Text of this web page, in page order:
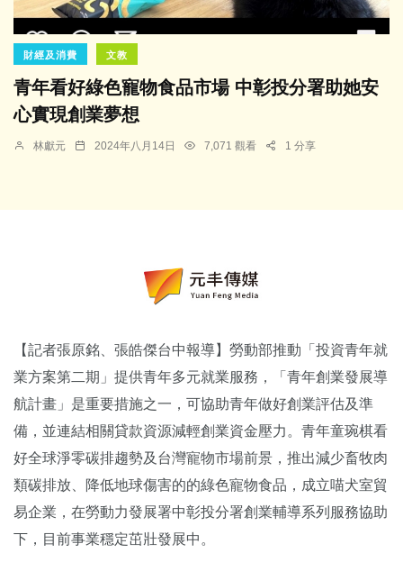
財經及消費 文教
青年看好綠色寵物食品市場 中彰投分署助她安
心實現創業夢想
林獻元 2024年八月14日 7,071 觀看 1 分享
【記者張原銘、張皓傑台中報導】勞動部推動「投資青年就
業方案第二期」提供青年多元就業服務，「青年創業發展導
航計畫」是重要措施之一，可協助青年做好創業評估及準
備，並連結相關貸款資源減輕創業資金壓力。青年童琬棋看
好全球淨零碳排趨勢及台灣寵物市場前景，推出減少畜牧肉
類碳排放、降低地球傷害的的綠色寵物食品，成立喵犬室貿
易企業，在勞動力發展署中彰投分署創業輔導系列服務協助
下，目前事業穩定茁壯發展中。